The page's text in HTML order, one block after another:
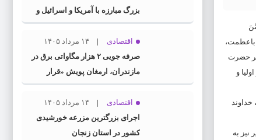
مِّنَ
باعظمت،
حضرت
و
نیز به
بزرگ مبارزه با آمریکا و اسرائیل و
مانور اجماع جبهه مقاومت و ملت‌های
آزادی‌خواه در برابر استکبار بود
اقتصادی
۱۴ مرداد ۱۴۰۵
صرفه جویی ۲ هزار مگاواتی برق در
مازندران، ارمغان پویش «قرار
همدلی»
اقتصادی
۱۴ مرداد ۱۴۰۵
اجرای بزرگترین مزرعه خورشیدی
کشور در استان زنجان